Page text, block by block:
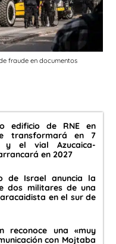
fraude en documentos
edificio de RNE en
transformará en 7
y el vial Azucaica-
en 2027
de Israel anuncia la
dos militares de una
en el sur de
reconoce una «muy
con Mojtaba